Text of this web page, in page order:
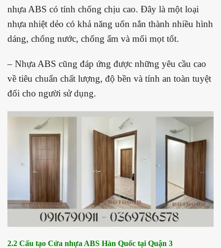
nhựa ABS có tính chống chịu cao. Đây là một loại
nhựa nhiệt dẻo có khả năng uốn nắn thành nhiều hình
dáng, chống nước, chống ẩm và mối mọt tốt.
– Nhựa ABS cũng đáp ứng được những yêu cầu cao
về tiêu chuẩn chất lượng, độ bền và tính an toàn tuyệt
đối cho người sử dụng.
2.2 Cấu tạo Cửa nhựa ABS Hàn Quốc tại Quận 3